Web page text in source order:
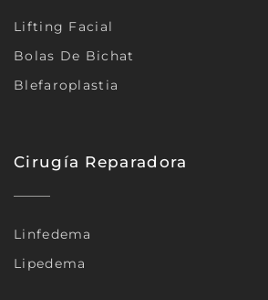
Lifting Facial
Bolas De Bichat
Blefaroplastia
Cirugía Reparadora
Linfedema
Lipedema